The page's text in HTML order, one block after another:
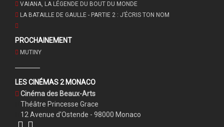
VAIANA, LA LÉGENDE DU BOUT DU MONDE
LA BATAILLE DE GAULLE - PARTIE 2 : J’ÉCRIS TON NOM
PROCHAINEMENT
MUTINY
LES CINÉMAS 2 MONACO
Cinéma des Beaux-Arts
Théâtre Princesse Grace
12 Avenue d'Ostende - 98000 Monaco